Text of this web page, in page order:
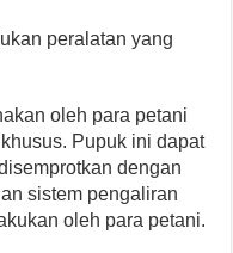
peralatan yang
oleh para petani
Pupuk ini dapat
dengan
sistem pengaliran
oleh para petani.